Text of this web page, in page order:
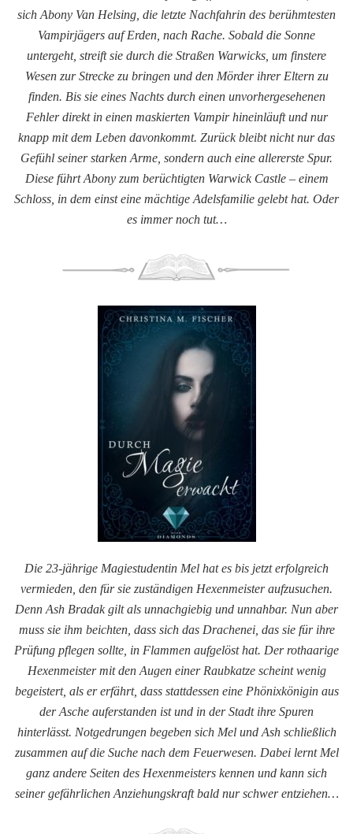
sich Abony Van Helsing, die letzte Nachfahrin des berühmtesten
Vampirjägers auf Erden, nach Rache. Sobald die Sonne
untergeht, streift sie durch die Straßen Warwicks, um finstere
Wesen zur Strecke zu bringen und den Mörder ihrer Eltern zu
finden. Bis sie eines Nachts durch einen unvorhergesehenen
Fehler direkt in einen maskierten Vampir hineinläuft und nur
knapp mit dem Leben davonkommt. Zurück bleibt nicht nur das
Gefühl seiner starken Arme, sondern auch eine allererste Spur.
Diese führt Abony zum berüchtigten Warwick Castle – einem
Schloss, in dem einst eine mächtige Adelsfamilie gelebt hat. Oder
es immer noch tut…
Die 23-jährige Magiestudentin Mel hat es bis jetzt erfolgreich
vermieden, den für sie zuständigen Hexenmeister aufzusuchen.
Denn Ash Bradak gilt als unnachgiebig und unnahbar. Nun aber
muss sie ihm beichten, dass sich das Drachenei, das sie für ihre
Prüfung pflegen sollte, in Flammen aufgelöst hat. Der rothaarige
Hexenmeister mit den Augen einer Raubkatze scheint wenig
begeistert, als er erfährt, dass stattdessen eine Phönixkönigin aus
der Asche auferstanden ist und in der Stadt ihre Spuren
hinterlässt. Notgedrungen begeben sich Mel und Ash schließlich
zusammen auf die Suche nach dem Feuerwesen. Dabei lernt Mel
ganz andere Seiten des Hexenmeisters kennen und kann sich
seiner gefährlichen Anziehungskraft bald nur schwer entziehen…